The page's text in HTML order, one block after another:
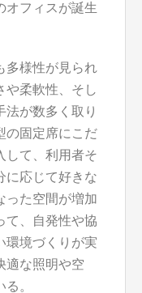
オフィスが誕生
多様性が見られ
や柔軟性、そし
法が数多く取り
の固定席にこだ
して、利用者そ
に応じて好きな
った空間が増加
て、自発性や協
環境づくりが実
適な照明や空
。